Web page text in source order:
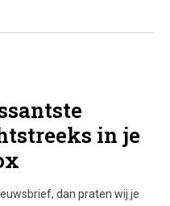
in je
dan praten wij je